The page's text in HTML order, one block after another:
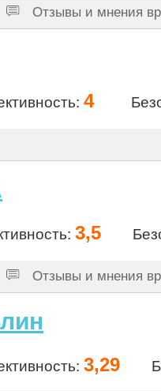
Отзывы и мнения
4
3,5
Отзывы и мнения
3,29